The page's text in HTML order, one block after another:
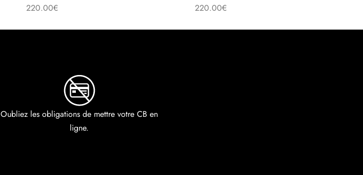
220.00€
220.00€
Oubliez les obligations de mettre votre CB en
ligne.